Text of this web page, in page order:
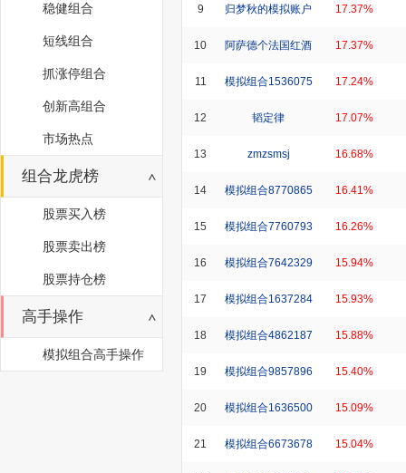
稳健组合
短线组合
抓涨停组合
创新高组合
市场热点
组合龙虎榜
股票买入榜
股票卖出榜
股票持仓榜
高手操作
模拟组合高手操作
9 归梦秋的模拟账户 17.37%
10 阿萨德个法国红酒 17.37%
11 模拟组合1536075 17.24%
12 韬定律 17.07%
13 zmzsmsj 16.68%
14 模拟组合8770865 16.41%
15 模拟组合7760793 16.26%
16 模拟组合7642329 15.94%
17 模拟组合1637284 15.93%
18 模拟组合4862187 15.88%
19 模拟组合9857896 15.40%
20 模拟组合1636500 15.09%
21 模拟组合6673678 15.04%